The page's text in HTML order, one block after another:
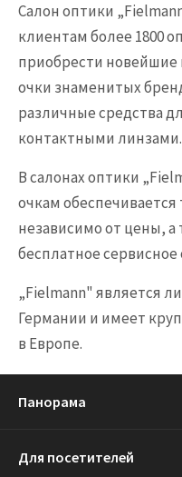
Cалон оптики
клиентам более 1800
приобрести новейшие
очки знаменитых
различные средства
контактными линзами.
В салонах оптики
очкам
независимо от цены, а
бесплатное
„Fielmann" является
Германии и имеет
в Европе.
Панорама
Для посетителей